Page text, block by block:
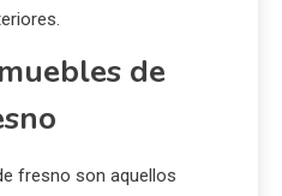
de
fresno son aquellos